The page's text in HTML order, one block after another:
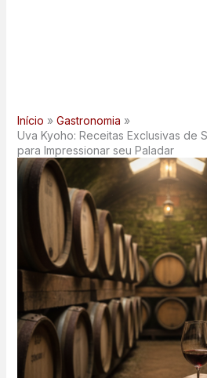
Início
Gastronomia
Uva Kyoho: Receitas Exclusivas de
para Impressionar seu Paladar